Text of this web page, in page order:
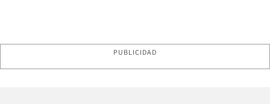
PUBLICIDAD